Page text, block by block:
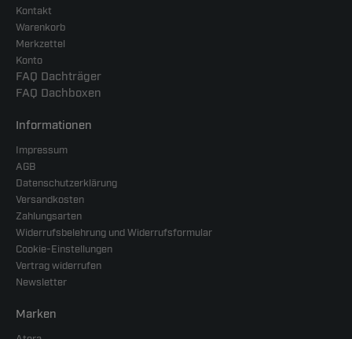
Kontakt
Warenkorb
Merkzettel
Konto
FAQ Dachträger
FAQ Dachboxen
Informationen
Impressum
AGB
Datenschutzerklärung
Versandkosten
Zahlungsarten
Widerrufsbelehrung und Widerrufsformular
Cookie-Einstellungen
Vertrag widerrufen
Newsletter
Marken